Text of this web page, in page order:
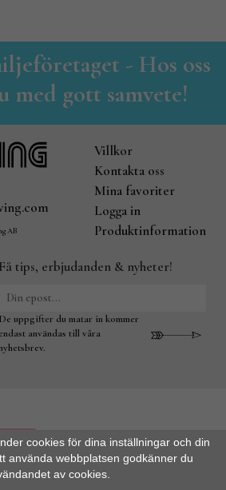
- Hos oss
med gott samvete!
AB
Villkor
Kontakta oss
Mina favoriter
Logga in
Produktinformation
Få tips, erbjudanden & nyheter!
De uppgifter du matar in kommer
endast användas till våra
cookies för dina inställningar och din
använda webbplatsen godkänner du
av cookies.